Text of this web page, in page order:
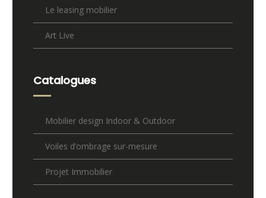
Le leasing mobilier
Art Live
Catalogues
Mobilier design Indoor & Outdoor
Voiles d’ombrage sur-mesure
Projet Immobilier